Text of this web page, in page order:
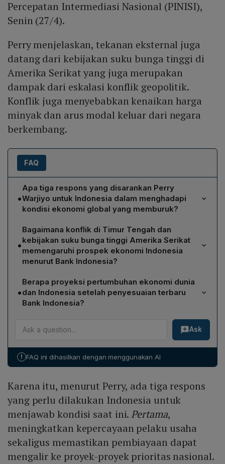
Percepatan Intermediasi Nasional (PINISI),
Senin (27/4).
Perry menjelaskan, tekanan eksternal juga
datang dari kebijakan suku bunga tinggi di
Amerika Serikat yang juga merupakan
dampak dari eskalasi konflik geopolitik.
Konflik juga menyebabkan kenaikan harga
minyak dan arus modal keluar dari negara
berkembang.
FAQ
•
Apa tiga respons yang disarankan Perry
Warjiyo untuk Indonesia dalam menghadapi
kondisi ekonomi global yang memburuk?
Pertama, meningkatkan kepercayaan pelaku usaha
sekaligus memastikan pembiayaan mengalir ke
proyek‑proyek prioritas nasional. Kedua, memperkuat
mesin pertumbuhan domestik melalui konsumsi dan
berjalan dan kapasitas pembiayaan terpenuhi. Ketiga,
memastikan implementasi kebijakan berjalan efektif di
lapangan, baik di dunia usaha, perbankan, maupun
•
Bagaimana konflik di Timur Tengah dan
kebijakan suku bunga tinggi Amerika Serikat
memengaruhi prospek ekonomi Indonesia
menurut Bank Indonesia?
Konflik di Timur Tengah meningkatkan ketidakpastian
global, memicu kenaikan harga minyak dan arus modal
keluar dari negara berkembang. Kebijakan suku bunga
memperlambat pertumbuhan ekonomi, mengurangi
likuiditas, serta menurunkan permintaan eksternal,
sehingga Indonesia harus menjaga stabilitas
pembiayaan dan memperkuat pertumbuhan domestik.
•
Berapa proyeksi pertumbuhan ekonomi dunia
dan Indonesia setelah penyesuaian terbaru
Bank Indonesia?
Bank Indonesia menurunkan proyeksi pert ekonomi
dunia tahun ini dari 3,1% menjadi 3,0% akibat
memanasnya kondisi geopolitik. Sementara itu,
dipertahankan pada kisaran 4,9% hingga 5,7%.
Ask
! FAQ ini dihasilkan dengan menggunakan AI
Karena itu, menurut Perry, ada tiga respons
yang perlu dilakukan Indonesia untuk
menjawab kondisi saat ini. Pertama,
meningkatkan kepercayaan pelaku usaha
sekaligus memastikan pembiayaan dapat
mengalir ke proyek-proyek prioritas nasional.